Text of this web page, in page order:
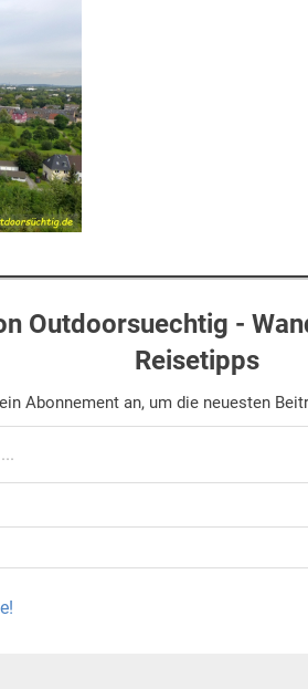
Outdoorsuechtig -
Reisetipps
Abonnement an, um die neuesten